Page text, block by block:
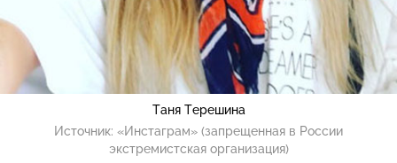
Таня Терешина
Источник: «Инстаграм» (запрещенная в России
экстремистская организация)